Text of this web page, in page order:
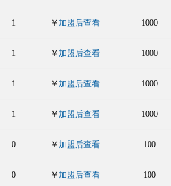
1 ￥ 加盟后查看 1000
1 ￥ 加盟后查看 1000
1 ￥ 加盟后查看 1000
1 ￥ 加盟后查看 1000
0 ￥ 加盟后查看 100
0 ￥ 加盟后查看 100